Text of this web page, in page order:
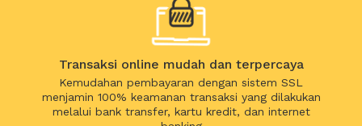
Transaksi online mudah dan terpercaya
Kemudahan pembayaran dengan sistem SSL
menjamin 100% keamanan transaksi yang dilakukan
melalui bank transfer, kartu kredit, dan internet